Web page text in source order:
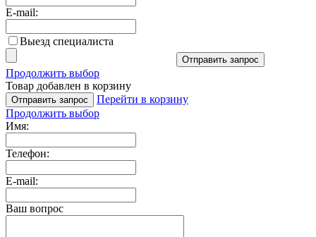
E-mail:
Выезд специалиста
Отправить запрос
Продолжить выбор
Товар добавлен в корзину
Отправить запрос
Перейти в корзину
Продолжить выбор
Имя:
Телефон:
E-mail:
Ваш вопрос